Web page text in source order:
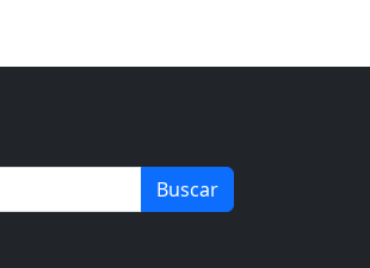
Buscar